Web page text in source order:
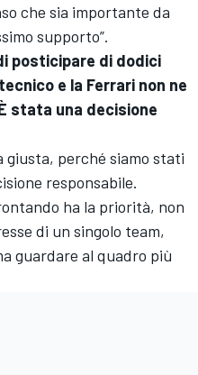
che sia importante da
supporto”.
posticipare di dodici
e la Ferrari non ne
stata una decisione
giusta, perché siamo stati
responsabile.
ha la priorità, non
di un singolo team,
guardare al quadro più